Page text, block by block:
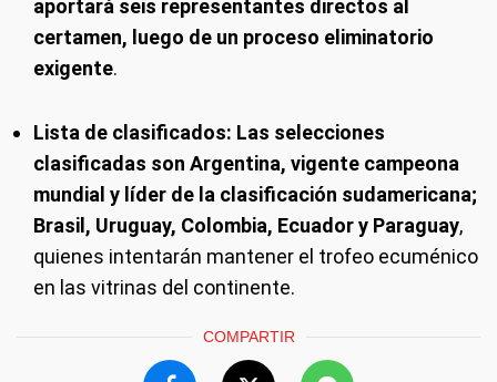
aportará seis representantes directos al
certamen, luego de un proceso eliminatorio
exigente.
Lista de clasificados: Las selecciones
clasificadas son Argentina, vigente campeona
mundial y líder de la clasificación sudamericana;
Brasil, Uruguay, Colombia, Ecuador y Paraguay,
quienes intentarán mantener el trofeo ecuménico
en las vitrinas del continente.
COMPARTIR